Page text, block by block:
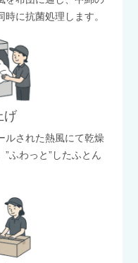
に抗菌処理します。
げ
ルされた熱風にて乾燥
ふわっと”したふとん